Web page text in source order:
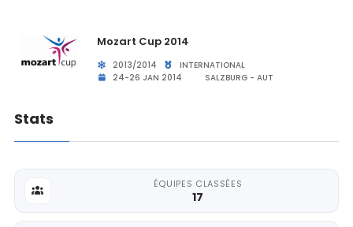
Mozart Cup 2014
2013/2014
INTERNATIONAL
24-26 JAN 2014
SALZBURG - AUT
Stats
ÉQUIPES CLASSÉES
17